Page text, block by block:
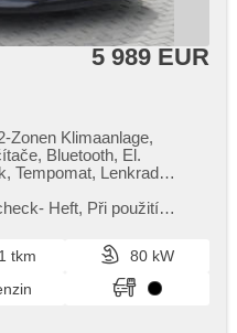
5 989 EUR
Zonen Klimaanlage,
Bluetooth, El.
Tempomat, Lenkrad
Stabilitätsprogramm
Antriebsschlupfregelung
isofix,
6x Airbag
Heft,​ Při použití
tkm
80 kW